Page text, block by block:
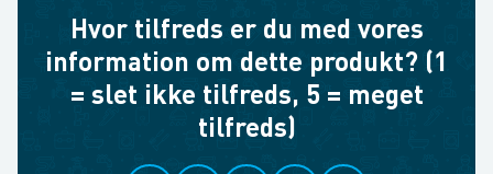
Hvor tilfreds er du med vores
information om dette produkt? (1
= slet ikke tilfreds, 5 = meget
tilfreds)